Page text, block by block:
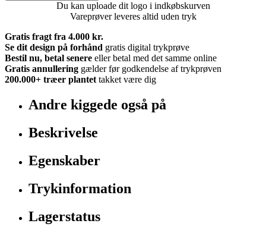
Du kan uploade dit logo i indkøbskurven
Vareprøver leveres altid uden tryk
Gratis fragt fra 4.000 kr.
Se dit design på forhånd gratis digital trykprøve
Bestil nu, betal senere eller betal med det samme online
Gratis annullering gælder før godkendelse af trykprøven
200.000+ træer plantet takket være dig
Andre kiggede også på
Beskrivelse
Egenskaber
Trykinformation
Lagerstatus